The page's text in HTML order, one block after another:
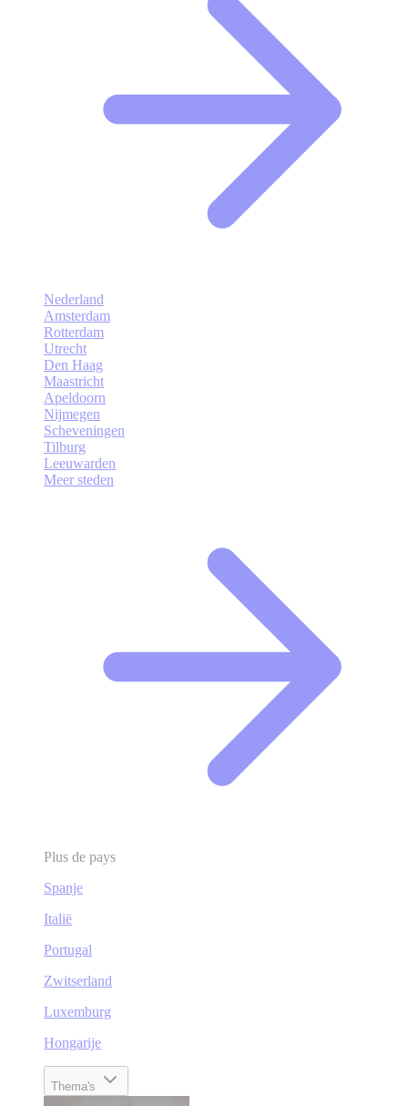
Nederland
Amsterdam
Rotterdam
Utrecht
Den Haag
Maastricht
Apeldoorn
Nijmegen
Scheveningen
Tilburg
Leeuwarden
Meer steden
Plus de pays
Spanje
Italië
Portugal
Zwitserland
Luxemburg
Hongarije
Thema's